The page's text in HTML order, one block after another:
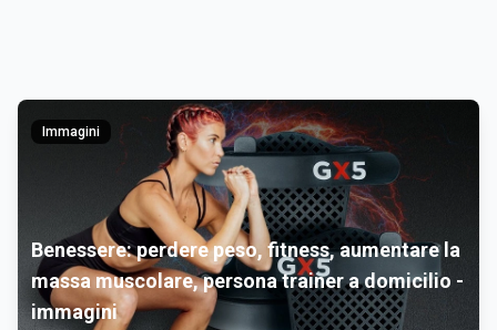
Immagini
Benessere: perdere peso, fitness, aumentare la
massa muscolare, persona trainer a domicilio -
immagini